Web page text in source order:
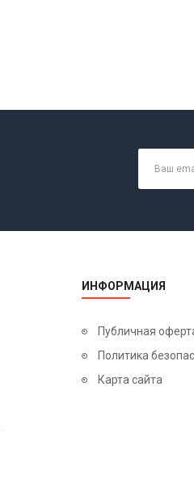
ИНФОРМАЦИЯ
Публичная
Политика
Карта сайта